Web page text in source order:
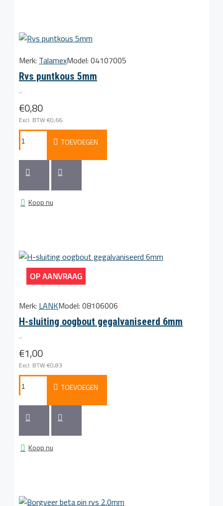
Merk: TalamexModel: 04107005
Rvs puntkous 5mm
..
€0,80
Excl. BTW:€0,66
TOEVOEGEN
Koop nu
OP AANVRAAG
Merk: LANKModel: 08106006
H-sluiting oogbout gegalvaniseerd 6mm
..
€1,00
Excl. BTW:€0,83
TOEVOEGEN
Koop nu